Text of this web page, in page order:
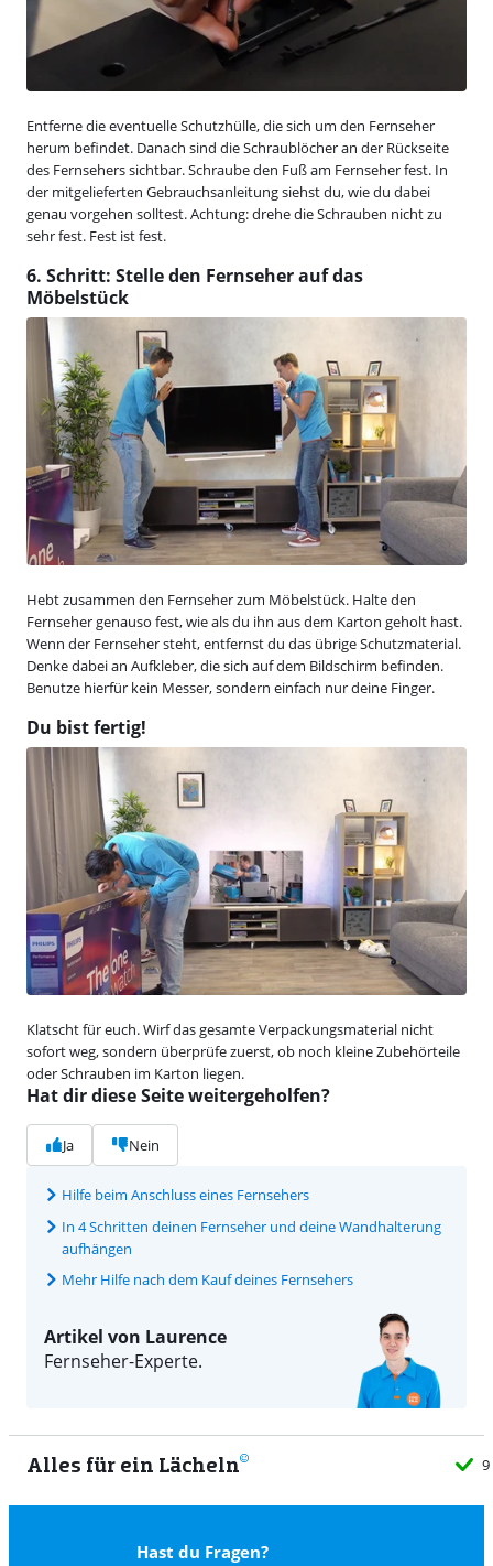
Entferne die eventuelle Schutzhülle, die sich um den Fernseher
herum befindet. Danach sind die Schraublöcher an der Rückseite
des Fernsehers sichtbar. Schraube den Fuß am Fernseher fest. In
der mitgelieferten Gebrauchsanleitung siehst du, wie du dabei
genau vorgehen solltest. Achtung: drehe die Schrauben nicht zu
sehr fest. Fest ist fest.
6. Schritt: Stelle den Fernseher auf das
Möbelstück
Hebt zusammen den Fernseher zum Möbelstück. Halte den
Fernseher genauso fest, wie als du ihn aus dem Karton geholt hast.
Wenn der Fernseher steht, entfernst du das übrige Schutzmaterial.
Denke dabei an Aufkleber, die sich auf dem Bildschirm befinden.
Benutze hierfür kein Messer, sondern einfach nur deine Finger.
Du bist fertig!
Klatscht für euch. Wirf das gesamte Verpackungsmaterial nicht
sofort weg, sondern überprüfe zuerst, ob noch kleine Zubehörteile
oder Schrauben im Karton liegen.
Hat dir diese Seite weitergeholfen?
Ja Nein
Hilfe beim Anschluss eines Fernsehers
In 4 Schritten deinen Fernseher und deine Wandhalterung
aufhängen
Mehr Hilfe nach dem Kauf deines Fernsehers
Artikel von Laurence
Fernseher-Experte.
Alles für ein Lächeln 9
Hast du Fragen?